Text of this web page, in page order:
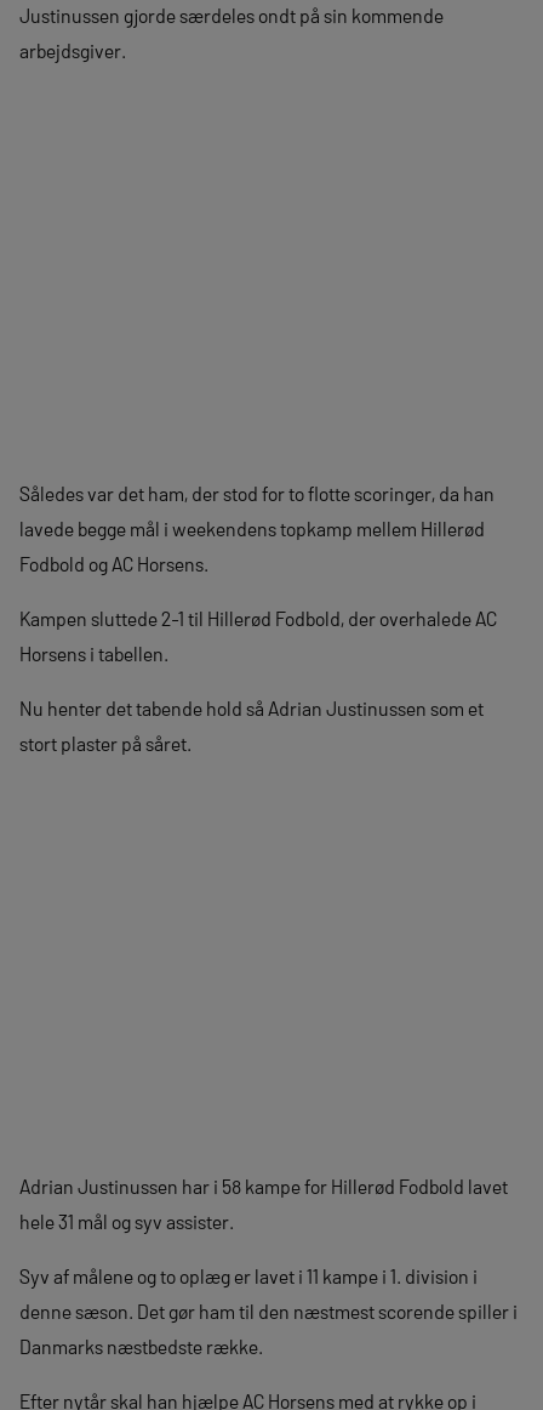
Justinussen gjorde særdeles ondt på sin kommende
arbejdsgiver.
Således var det ham, der stod for to flotte scoringer, da han
lavede begge mål i weekendens topkamp mellem Hillerød
Fodbold og AC Horsens.
Kampen sluttede 2-1 til Hillerød Fodbold, der overhalede AC
Horsens i tabellen.
Nu henter det tabende hold så Adrian Justinussen som et
stort plaster på såret.
Adrian Justinussen har i 58 kampe for Hillerød Fodbold lavet
hele 31 mål og syv assister.
Syv af målene og to oplæg er lavet i 11 kampe i 1. division i
denne sæson. Det gør ham til den næstmest scorende spiller i
Danmarks næstbedste række.
Efter nytår skal han hjælpe AC Horsens med at rykke op i